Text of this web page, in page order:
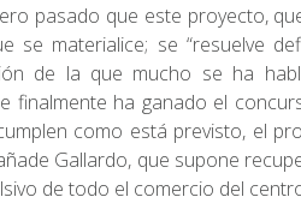
pasado que este proyecto,
se materialice; se “resuelve
de la que mucho se ha
finalmente ha ganado el
como está previsto, el
Gallardo, que supone
de todo el comercio del